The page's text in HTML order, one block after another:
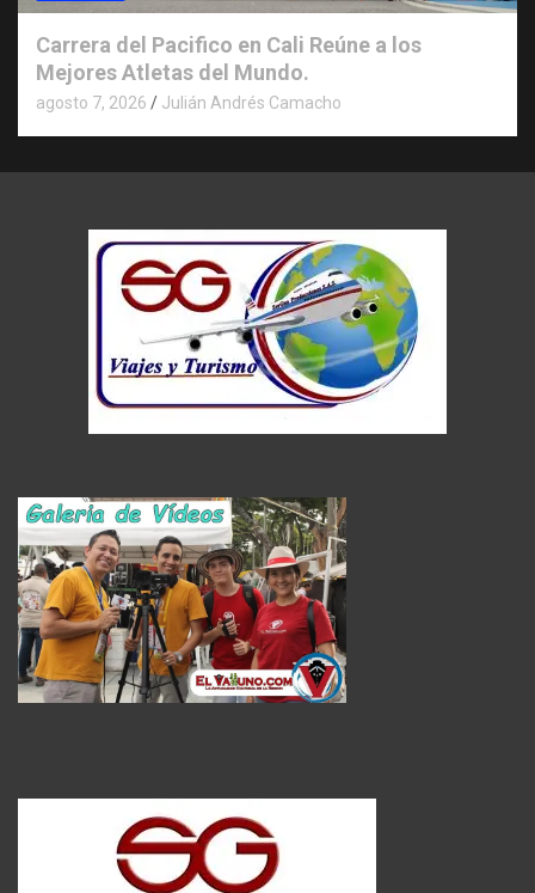
Carrera del Pacifico en Cali Reúne a los
Mejores Atletas del Mundo.
agosto 7, 2026 Julián Andrés Camacho